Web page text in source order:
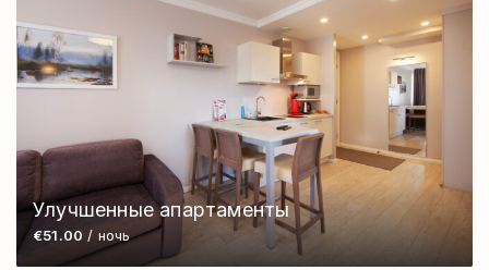
Улучшенные апартаменты
€51.00 / ночь